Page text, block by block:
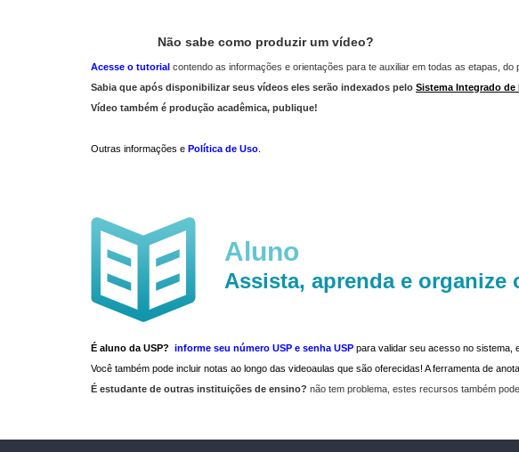
Não sabe como produzir um vídeo?
Acesse o tutorial contendo as informações e orientações para te auxiliar em todas as etapas, do
Sabia que após disponibilizar seus vídeos eles serão indexados pelo Sistema Integrado de
Vídeo também é produção acadêmica, publique!
Outras informações e Política de Uso
Aluno
Assista, aprenda e organize
É aluno da USP? informe seu número USP e senha USP para validar seu acesso no sistema,
Você também pode incluir notas ao longo das videoaulas que são oferecidas! A ferramenta de
É estudante de outras instituições de ensino? não tem problema, estes recursos também